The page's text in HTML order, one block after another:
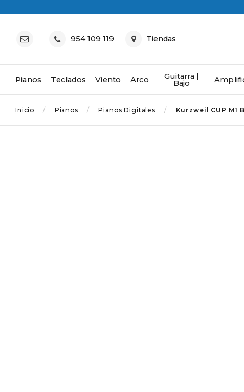
954 109 119 Tiendas
Pianos Teclados Viento Arco Guitarra |
Bajo
Inicio Pianos Pianos Digitales Kurzweil CUP M1